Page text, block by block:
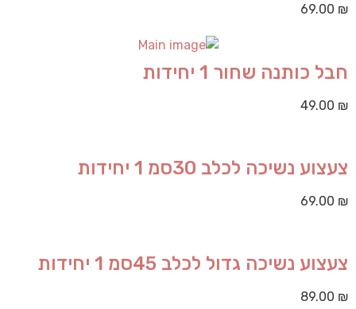
69.00 ₪
חבל כותנה שחור 1 יחידות
49.00 ₪
צעצוע נשיכה לכלב 30סמ 1 יחידות
69.00 ₪
צעצוע נשיכה גדול לכלב 45סמ 1 יחידות
89.00 ₪